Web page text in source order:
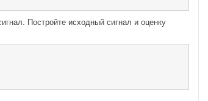
Постройте исходный сигнал и оценку